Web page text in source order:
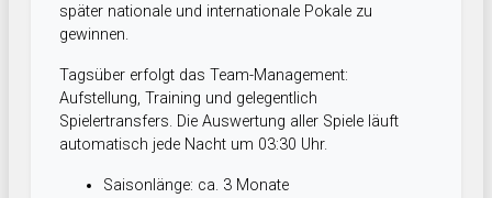
später nationale und internationale Pokale zu
gewinnen.
Tagsüber erfolgt das Team-Management:
Aufstellung, Training und gelegentlich
Spielertransfers. Die Auswertung aller Spiele läuft
automatisch jede Nacht um 03:30 Uhr.
Saisonlänge: ca. 3 Monate